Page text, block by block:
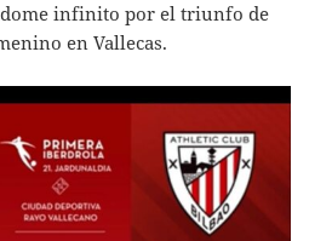
infinito por el triunfo de
en Vallecas.